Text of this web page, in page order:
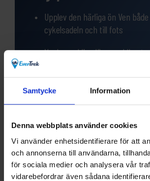
Samtycke Information
Denna webbplats använder cookies
Vi använder enhetsidentifierare för att
och annonserna till användarna,
för sociala medier och analysera vår
vidarebefordrar även sådana
Upplev den härliga ön Ven
cykelsadeln och till fots
Vacker cykling längs
Cykla genom den fantastiska
Frågor?